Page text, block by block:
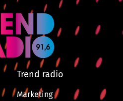
Trend radio
Marketing